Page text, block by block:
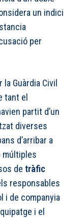
un indici
per
Guàrdia Civil
tant el
partit d’un
diverses
d’arribar a
múltiples
de tràfic
responsables
i de companyia
i el